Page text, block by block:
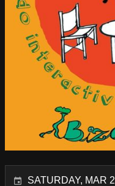
SATURDAY, MAR